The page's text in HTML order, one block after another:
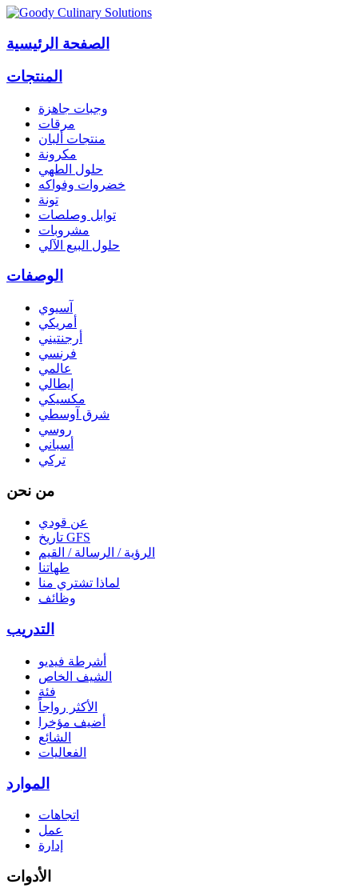
الصفحة الرئيسية
المنتجات
وجبات جاهزة
مرقات
منتجات ألبان
مكرونة
حلول الطهي
خضروات وفواكه
تونة
توابل وصلصات
مشروبات
حلول البيع الآلي
الوصفات
آسيوي
أمريكي
أرجنتيني
فرنسي
عالمي
إيطالي
مكسيكي
شرق آوسطي
روسي
أسباني
تركي
من نحن
عن قودي
تاريخ GFS
الرؤية / الرسالة / القيم
طهاتنا
لماذا تشتري منا
وظائف
التدريب
أشرطة فيديو
الشيف الخاص
فئة
الأكثر رواجاً
أضيف مؤخرا
الشائع
الفعاليات
الموارد
اتجاهات
عمل
إدارة
الأدوات